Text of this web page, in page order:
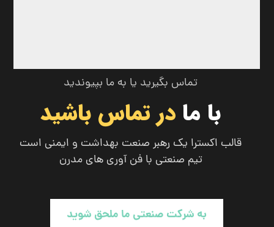
تماس بگیرید یا به ما بپیوندید
با ما در تماس باشید
قالب اکسترا یک رهبر صنعت بهداشت و ایمنی است
تیم صنعتی با فن آوری های مدرن
به شرکت صنعتی ما ملحق شوید